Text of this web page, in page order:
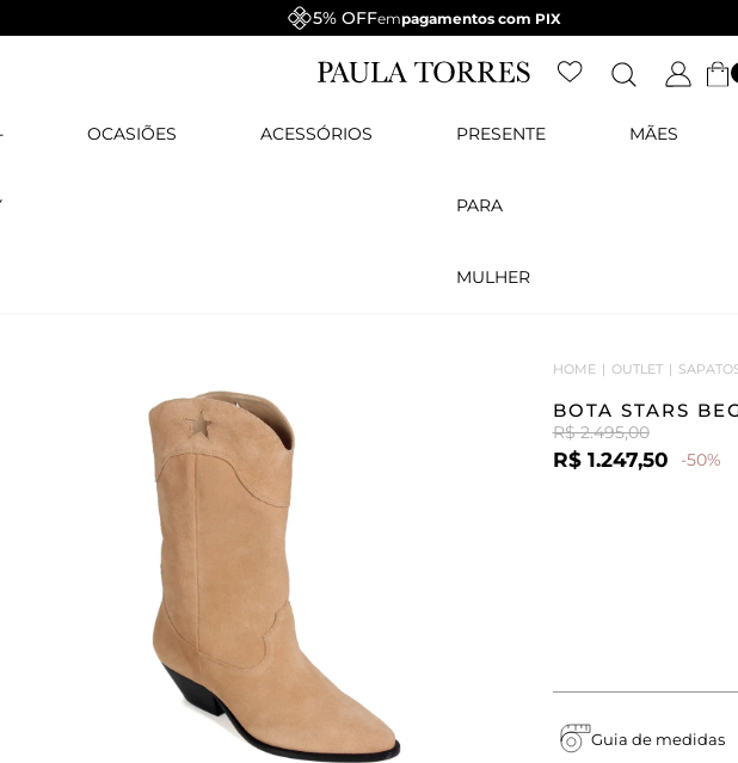
5% OFFempagamentos com PIX
OCASIÕES ACESSÓRIOS PRESENTE
PARA
MULHER
MÃES
HOME OUTLET
BOTA STARS
R$ 2.495,00
R$ 1.247,50 -50%
Guia de medidas